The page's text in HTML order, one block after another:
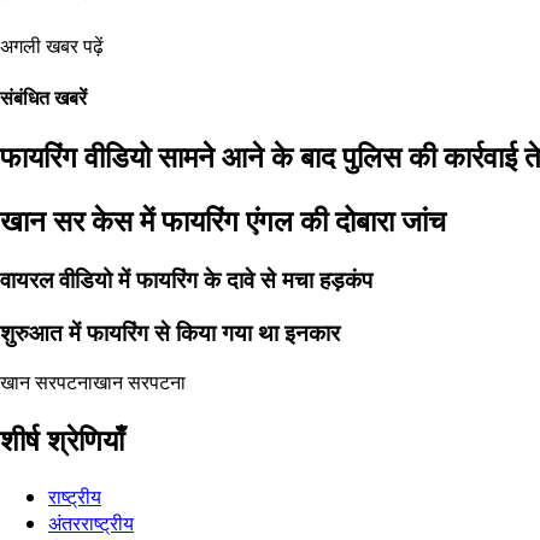
अगली खबर पढ़ें
संबंधित खबरें
फायरिंग वीडियो सामने आने के बाद पुलिस की कार्रवाई
खान सर केस में फायरिंग एंगल की दोबारा जांच
वायरल वीडियो में फायरिंग के दावे से मचा हड़कंप
शुरुआत में फायरिंग से किया गया था इनकार
खान सरपटनाखान सरपटना
शीर्ष श्रेणियाँ
राष्ट्रीय
अंतरराष्ट्रीय